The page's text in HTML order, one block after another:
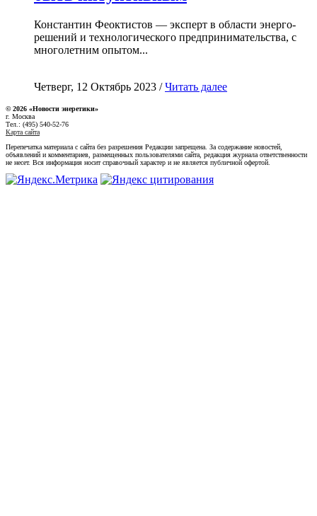
Константин Феоктистов — эксперт в области энерго-
решений и технологического предпринимательства, с
многолетним опытом...
Четверг, 12 Октябрь 2023 /Читать далее
© 2026 «Новости энеретики»
г. Москва
Тел.: (495) 540-52-76
Карта сайта
Перепечатка материала с сайта без разрешения Редакции запрещена. За содержание новостей,
объявлений и комментариев, размещенных пользователями сайта, редакция журнала ответственности
не несет. Вся информация носит справочный характер и не является публичной офертой.